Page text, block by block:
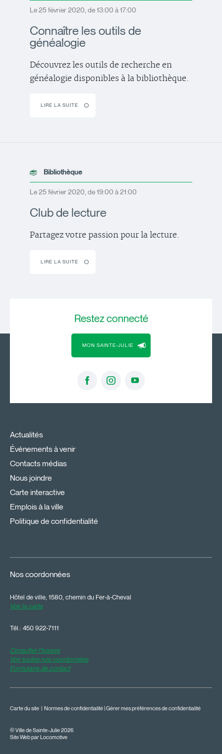
Le 25 février 2020, de 13:00 à 17:00
Connaître les outils de
généalogie
Découvrez les outils de recherche en
généalogie disponibles à la bibliothèque.
LIRE LA SUITE
Bibliothèque
Le 25 février 2020, de 19:00 à 21:00
Club de lecture
Partagez votre passion pour la lecture.
LIRE LA SUITE
Restezconnecté
MON SAINTE-JULIE
Actualités
Événements à venir
Contacts médias
Nous joindre
Carte interactive
Emplois à la ville
Politique de confidentialité
Nos coordonnées
Hôtel de ville, 1580, chemin du Fer-à-Cheval
Voir la carte
Tél.: 450 922-7111
Consulter l'horaire
Voir toutes nos coordonnées
Formulaire de contact
© Ville de Sainte-Julie 2026
Carte du site Normes de confidentialité Gérer mes préférences de confidentialité
Site Web par Locomotive